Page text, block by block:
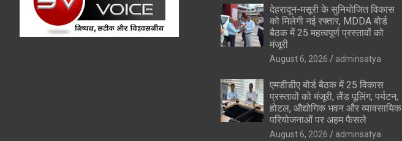
देहरादून-मसूरी के सुनियोजित विकास
को मिलेगी नई रफ्तार, MDDA बोर्ड
बैठक में 25 महत्वपूर्ण प्रस्तावों को
मंजूरी
August 6, 2026 adminsatya
एमडीडीए बोर्ड बैठक में 25 विकास
प्रस्तावों को मंजूरी, लैंड पूलिंग, पर्यटन,
होटल, औद्योगिक भवन और व्यावसायिक
परियोजनाओं पर अहम फैसले
August 6, 2026 adminsatya